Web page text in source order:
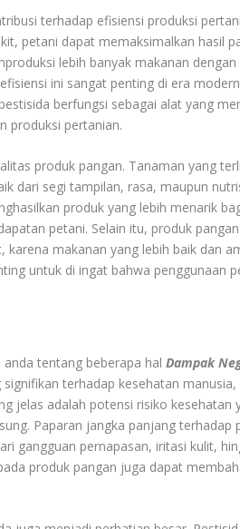
terhadap efisiensi produksi
petani dapat memaksimalkan hasil
lebih banyak makanan
ini sangat penting di era
berfungsi sebagai alat yang
produksi pertanian.
produk pangan. Tanaman yang
dari segi tampilan, rasa, maupun
produk yang lebih menarik
petani. Selain itu, produk
makanan yang lebih baik dan
untuk di ingat bahwa penggunaan
anda tentang beberapa halDampak
terhadap kesehatan manusia,
jelas adalah potensi risiko kesehatan
Paparan jangka panjang terhadap
gangguan pernapasan, iritasi kulit,
produk pangan juga dapat